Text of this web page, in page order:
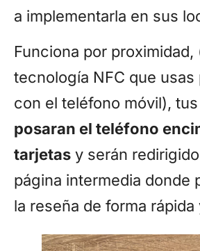
a implementarla en sus
Funciona por proximidad,
tecnología NFC que usas
con el teléfono móvil),
posaran el teléfono
tarjetas y serán
página intermedia donde
la reseña de forma rápida